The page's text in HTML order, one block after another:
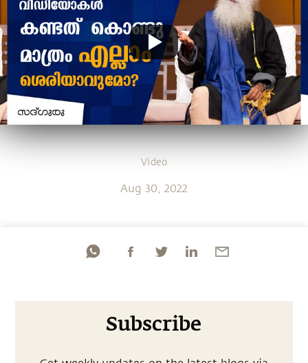
Video
Aug 30, 2022
Subscribe